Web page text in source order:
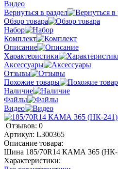
Видео
Вернуться в раздел
Обзор товара
Набор
Комплект
Описание
Характеристики
Аксессуары
Отзывы
Похожие товары
Наличие
Файлы
Видео
Отзывов: 0
Артикул: L300365
Описание товара:
Шина 185/70R14 КАМА 365 (НК-
Характеристики: